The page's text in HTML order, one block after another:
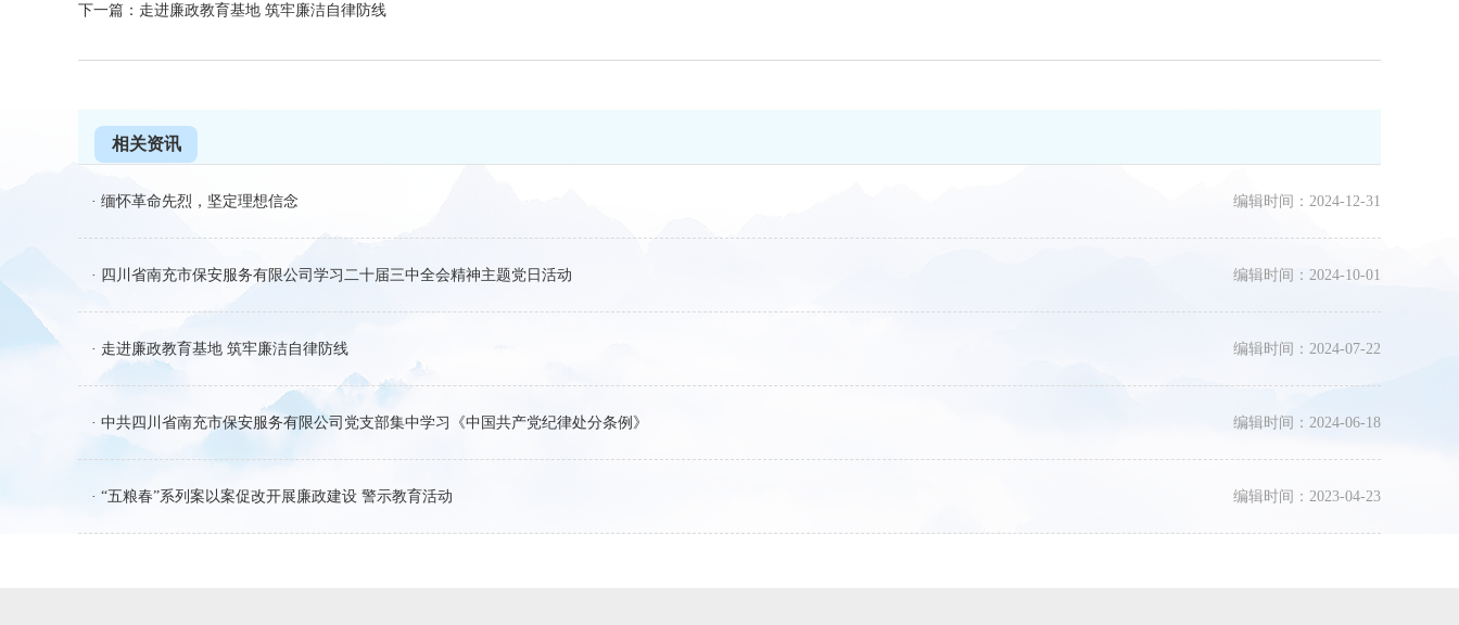
下一篇：走进廉政教育基地 筑牢廉洁自律防线
相关资讯
· 缅怀革命先烈，坚定理想信念 编辑时间：2024-12-31
· 四川省南充市保安服务有限公司学习二十届三中全会精神主题党日活动 编辑时间：2024-10-01
· 走进廉政教育基地 筑牢廉洁自律防线 编辑时间：2024-07-22
· 中共四川省南充市保安服务有限公司党支部集中学习《中国共产党纪律处分条例》 编辑时间：2024-06-18
· “五粮春”系列案以案促改开展廉政建设 警示教育活动 编辑时间：2023-04-23